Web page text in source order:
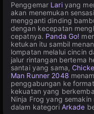
Penggemar Lariyang
akan menemukan
mengganti dinding
dengan kecepatan
cepatnya. Panda Go!
ketukan itu sambil
lompatan melalui cincin
jalur rintangan bertema
santai yang sama,
Man Runner 2048
penggabungan ke
kekuatan yang
Ninja Frog yang
dalam kategori Arkade